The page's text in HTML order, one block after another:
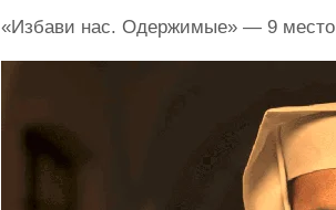
«Избави нас. Одержимые» — 9 место